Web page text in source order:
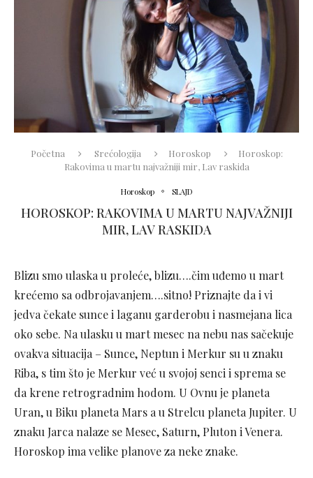
Početna Srećologija Horoskop
Horoskop:
Rakovima u martu najvažniji mir, Lav raskida
Horoskop SLAJD
HOROSKOP: RAKOVIMA U MARTU NAJVAŽNIJI
MIR, LAV RASKIDA
Blizu smo ulaska u proleće, blizu….čim uđemo u mart
krećemo sa odbrojavanjem….sitno! Priznajte da i vi
jedva čekate sunce i laganu garderobu i nasmejana lica
oko sebe. Na ulasku u mart mesec na nebu nas sačekuje
ovakva situacija – Sunce, Neptun i Merkur su u znaku
Riba, s tim što je Merkur već u svojoj senci i sprema se
da krene retrogradnim hodom. U Ovnu je planeta
Uran, u Biku planeta Mars a u Strelcu planeta Jupiter. U
znaku Jarca nalaze se Mesec, Saturn, Pluton i Venera.
Horoskop ima velike planove za neke znake.